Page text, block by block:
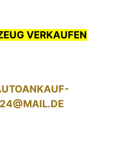
VERKAUFEN
24@MAIL.DE